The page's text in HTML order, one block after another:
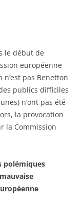
le début de
européenne
pas Benetton
publics difficiles
n’ont pas été
la provocation
la Commission
polémiques